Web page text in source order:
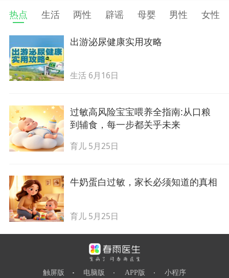
热点 生活 两性 辟谣 母婴 男性 女性
出游泌尿健康实用攻略
生活 6月16日
过敏高风险宝宝喂养全指南:从口粮
到辅食，每一步都关乎未来
育儿 5月25日
牛奶蛋白过敏，家长必须知道的真相
育儿 5月25日
触屏版 电脑版 APP版 小程序